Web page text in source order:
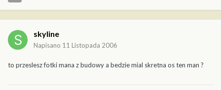
skyline
Napisano 11 Listopada 2006
to przeslesz fotki mana z budowy a bedzie mial skretna os ten man ?